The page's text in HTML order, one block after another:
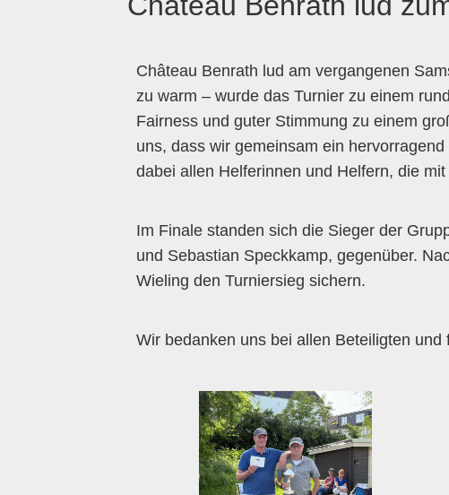
Château Benrath lud am vergangenen
zu warm – wurde das Turnier zu einem
Fairness und guter Stimmung zu einem
uns, dass wir gemeinsam ein
dabei allen Helferinnen und Helfern, die
Im Finale standen sich die Sieger der
und Sebastian Speckkamp, gegenüber.
Wieling den Turniersieg sichern.
Wir bedanken uns bei allen Beteiligten